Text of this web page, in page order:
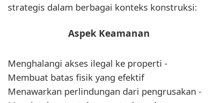
strategis dalam berbagai konteks konstruksi:
Aspek Keamanan
Menghalangi akses ilegal ke properti -
Membuat batas fisik yang efektif
Menawarkan perlindungan dari pengrusakan -